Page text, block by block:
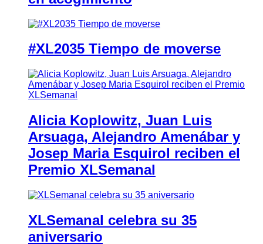
#XL2035 Tiempo de moverse
Alicia Koplowitz, Juan Luis
Arsuaga, Alejandro Amenábar y
Josep Maria Esquirol reciben el
Premio XLSemanal
XLSemanal celebra su 35
aniversario